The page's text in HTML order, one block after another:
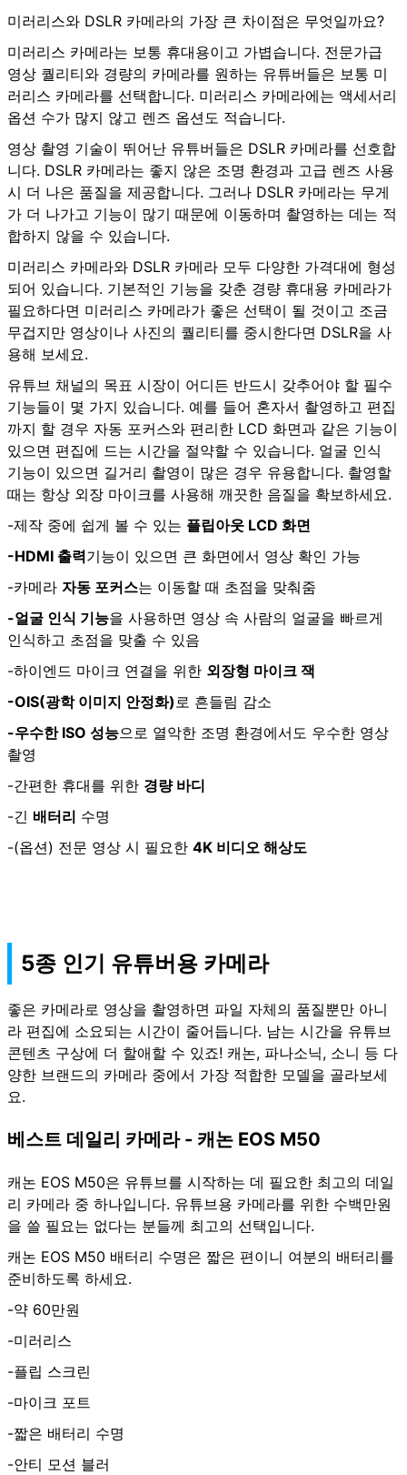
미러리스와 DSLR 카메라의 가장 큰 차이점은 무엇일까요?
미러리스 카메라는 보통 휴대용이고 가볍습니다. 전문가급
영상 퀄리티와 경량의 카메라를 원하는 유튜버들은 보통 미
러리스 카메라를 선택합니다. 미러리스 카메라에는 액세서리
옵션 수가 많지 않고 렌즈 옵션도 적습니다.
영상 촬영 기술이 뛰어난 유튜버들은 DSLR 카메라를 선호합
니다. DSLR 카메라는 좋지 않은 조명 환경과 고급 렌즈 사용
시 더 나은 품질을 제공합니다. 그러나 DSLR 카메라는 무게
가 더 나가고 기능이 많기 때문에 이동하며 촬영하는 데는 적
합하지 않을 수 있습니다.
미러리스 카메라와 DSLR 카메라 모두 다양한 가격대에 형성
되어 있습니다. 기본적인 기능을 갖춘 경량 휴대용 카메라가
필요하다면 미러리스 카메라가 좋은 선택이 될 것이고 조금
무겁지만 영상이나 사진의 퀄리티를 중시한다면 DSLR을 사
용해 보세요.
유튜브 채널의 목표 시장이 어디든 반드시 갖추어야 할 필수
기능들이 몇 가지 있습니다. 예를 들어 혼자서 촬영하고 편집
까지 할 경우 자동 포커스와 편리한 LCD 화면과 같은 기능이
있으면 편집에 드는 시간을 절약할 수 있습니다. 얼굴 인식
기능이 있으면 길거리 촬영이 많은 경우 유용합니다. 촬영할
때는 항상 외장 마이크를 사용해 깨끗한 음질을 확보하세요.
-제작 중에 쉽게 볼 수 있는 플립아웃 LCD 화면
-HDMI 출력기능이 있으면 큰 화면에서 영상 확인 가능
-카메라 자동 포커스는 이동할 때 초점을 맞춰줌
-얼굴 인식 기능을 사용하면 영상 속 사람의 얼굴을 빠르게
인식하고 초점을 맞출 수 있음
-하이엔드 마이크 연결을 위한 외장형 마이크 잭
-OIS(광학 이미지 안정화)로 흔들림 감소
-우수한 ISO 성능으로 열악한 조명 환경에서도 우수한 영상
촬영
-간편한 휴대를 위한 경량 바디
-긴 배터리 수명
-(옵션) 전문 영상 시 필요한 4K 비디오 해상도
5종 인기 유튜버용 카메라
좋은 카메라로 영상을 촬영하면 파일 자체의 품질뿐만 아니
라 편집에 소요되는 시간이 줄어듭니다. 남는 시간을 유튜브
콘텐츠 구상에 더 할애할 수 있죠! 캐논, 파나소닉, 소니 등 다
양한 브랜드의 카메라 중에서 가장 적합한 모델을 골라보세
요.
베스트 데일리 카메라 - 캐논 EOS M50
캐논 EOS M50은 유튜브를 시작하는 데 필요한 최고의 데일
리 카메라 중 하나입니다. 유튜브용 카메라를 위한 수백만원
을 쓸 필요는 없다는 분들께 최고의 선택입니다.
캐논 EOS M50 배터리 수명은 짧은 편이니 여분의 배터리를
준비하도록 하세요.
-약 60만원
-미러리스
-플립 스크린
-마이크 포트
-짧은 배터리 수명
-안티 모션 블러